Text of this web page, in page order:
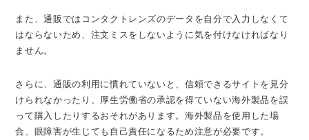
また、通販ではコンタクトレンズのデータを自分で入力しなくて
はならないため、注文ミスをしないように気を付けなければなり
ません。
さらに、通販の利用に慣れていないと、信頼できるサイトを見分
けられなかったり、厚生労働省の承認を得ていない海外製品を誤
って購入したりするおそれがあります。海外製品を使用した場
合、眼障害が生じても自己責任になるため注意が必要です。